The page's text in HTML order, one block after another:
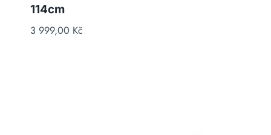
114cm
3 999,00 Kč